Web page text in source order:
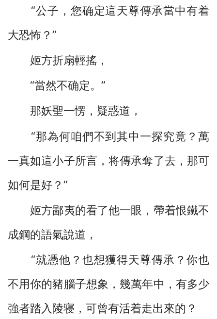
“公子，您确定這天尊傳承當中有着
大恐怖？”
姬方折扇輕搖，
“當然不确定。”
那妖聖一愣，疑惑道，
“那為何咱們不到其中一探究竟？萬
一真如這小子所言，将傳承奪了去，那可
如何是好？”
姬方鄙夷的看了他一眼，帶着恨鐵不
成鋼的語氣說道，
“就憑他？也想獲得天尊傳承？你也
不用你的豬腦子想象，幾萬年中，有多少
強者踏入陵寝，可曾有活着走出來的？